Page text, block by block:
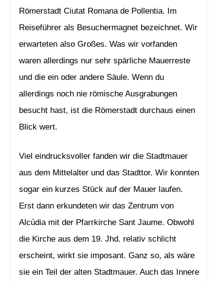
Römerstadt Ciutat Romana de Pollentia. Im
Reiseführer als Besuchermagnet bezeichnet. Wir
erwarteten also Großes. Was wir vorfanden
waren allerdings nur sehr spärliche Mauerreste
und die ein oder andere Säule. Wenn du
allerdings noch nie römische Ausgrabungen
besucht hast, ist die Römerstadt durchaus einen
Blick wert.
Viel eindrucksvoller fanden wir die Stadtmauer
aus dem Mittelalter und das Stadttor. Wir konnten
sogar ein kurzes Stück auf der Mauer laufen.
Erst dann erkundeten wir das Zentrum von
Alcúdia mit der Pfarrkirche Sant Jaume. Obwohl
die Kirche aus dem 19. Jhd. relativ schlicht
erscheint, wirkt sie imposant. Ganz so, als wäre
sie ein Teil der alten Stadtmauer. Auch das Innere